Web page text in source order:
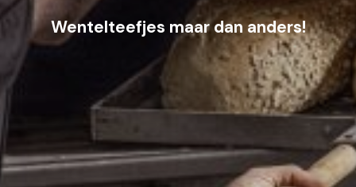
Wentelteefjes maar dan anders!